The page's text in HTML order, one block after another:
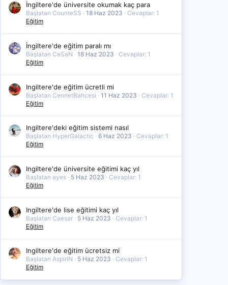
İngiltere'de üniversite okumak kaç para
Başlatan CounteSS 18 Haz 2023
Cevaplar: 1
Eğitim
İngiltere'de eğitim paralı mı
Başlatan CeSaN 18 Haz 2023
Cevaplar: 1
Eğitim
Ingiltere'de eğitim ücretli mi
Başlatan CennetBahcesi 11 Haz 2023
Cevaplar: 1
Eğitim
Ingiltere'deki eğitim sistemi nasıl
Başlatan HyperGalactic 6 Haz 2023
Cevaplar: 1
Eğitim
Ingiltere'de üniversite eğitimi kaç yıl
Başlatan ayes 5 Haz 2023
Cevaplar: 1
Eğitim
Ingiltere'de lise eğitimi kaç yıl
Başlatan Caesar 5 Haz 2023
Cevaplar: 1
Eğitim
Ingiltere'de eğitim ücretsiz mi
Başlatan AspiriN 5 Haz 2023
Cevaplar: 1
Eğitim